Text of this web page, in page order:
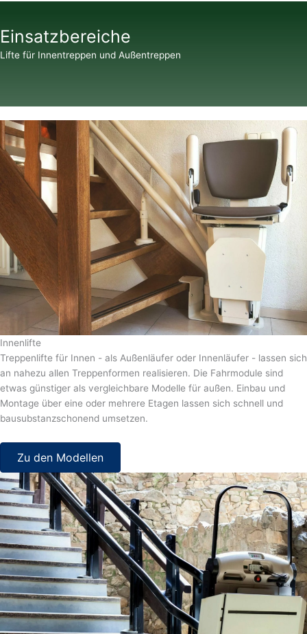
Einsatzbereiche
Lifte für Innentreppen und Außentreppen
Innenlifte
Treppenlifte für Innen - als Außenläufer oder Innenläufer - lassen sich
an nahezu allen Treppenformen realisieren. Die Fahrmodule sind
etwas günstiger als vergleichbare Modelle für außen. Einbau und
Montage über eine oder mehrere Etagen lassen sich schnell und
bausubstanzschonend umsetzen.
Zu den Modellen